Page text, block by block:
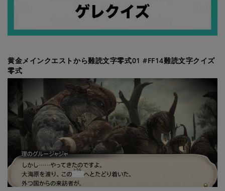
黄金メインクエストから難読文字零式01 #FF14難読文字クイズ
零式